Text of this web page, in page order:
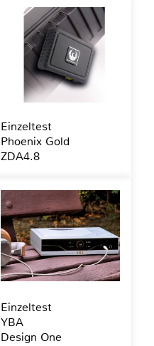
Einzeltest
Phoenix Gold
ZDA4.8
Einzeltest
YBA
Design One